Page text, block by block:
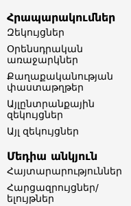
Հրապարակումներ
Զեկույցներ
Օրենսդրական
առաջարկներ
Քաղաքականության
փաստաթղթեր
Այլընտրանքային
զեկույցներ
Այլ զեկույցներ
Մեդիա անկյուն
Հայտարարություններ
Հարցազրույցներ/
ելույթներ